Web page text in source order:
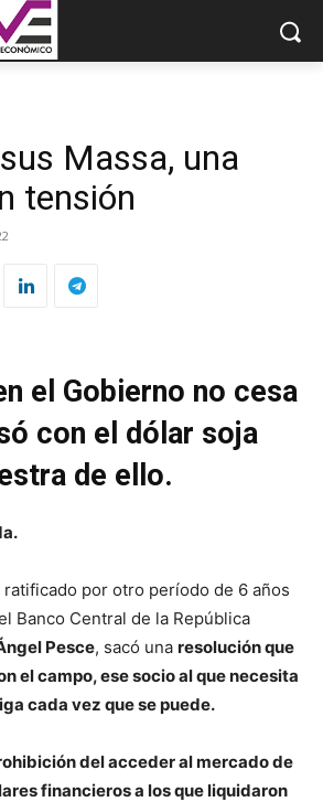
Massa, una
tensión
el Gobierno no cesa
con el dólar soja
de ello.
ratificado por otro período de 6 años
Banco Central de la República
Pesce, sacó una resolución que
el campo, ese socio al que necesita
cada vez que se puede.
del acceder al mercado de
financieros a los que liquidaron